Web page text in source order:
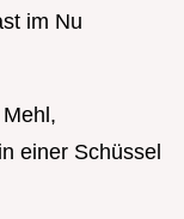
im Nu
Mehl,
einer Schüssel